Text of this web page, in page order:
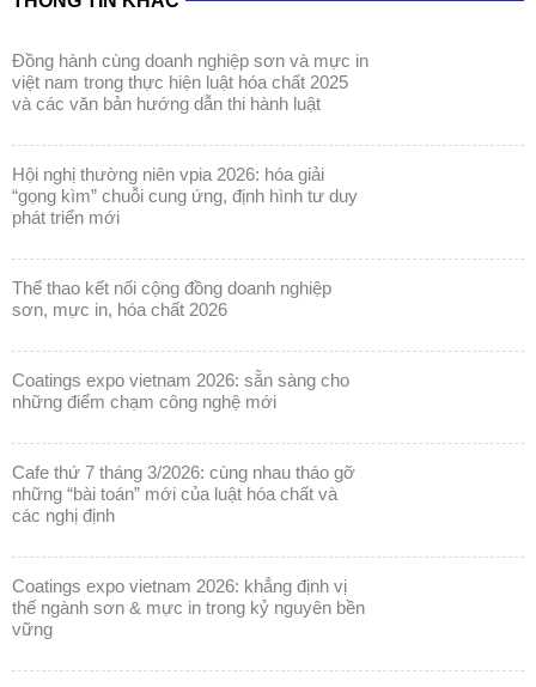
đồng hành cùng doanh nghiệp sơn và mực in
việt nam trong thực hiện luật hóa chất 2025
và các văn bản hướng dẫn thi hành luật
hội nghị thường niên vpia 2026: hóa giải
“gọng kìm” chuỗi cung ứng, định hình tư duy
phát triển mới
thể thao kết nối cộng đồng doanh nghiệp
sơn, mực in, hóa chất 2026
coatings expo vietnam 2026: sẵn sàng cho
những điểm chạm công nghệ mới
cafe thứ 7 tháng 3/2026: cùng nhau tháo gỡ
những “bài toán” mới của luật hóa chất và
các nghị định
coatings expo vietnam 2026: khẳng định vị
thế ngành sơn & mực in trong kỷ nguyên bền
vững